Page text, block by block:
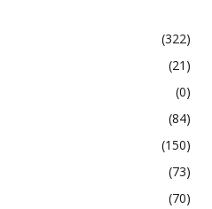
(322)
(21)
(0)
(84)
(150)
(73)
(70)